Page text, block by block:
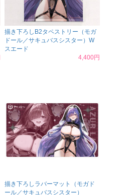
描き下ろしB2タペストリー（モガ
ドール／サキュバスシスター）W
スエード
4,400円
描き下ろしラバーマット（モガド
ール／サキュバスシスター）